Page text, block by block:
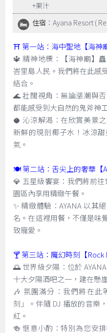
+果汁
住宿 ：Ayana Resort (
⛩️ 第一站：海中聖地【海神
🔱 精神地標：【海神廟】
峇里島人民。我們將在此感
結合。
🌊 壯闊視角：無論漲潮與
都能感受到大自然的鬼斧神
🥥 沁涼解渴：在欣賞美景
新鮮的現剖椰子水！冰涼
氣。
🍽️ 第二站：舌尖上的奢華【
💎 五星級饗宴：我們將前往
園區內享用精緻午餐。
✨ 精緻體驗：AYANA 以其
名。在這裡用餐，不僅是味
致寵愛。
🍸 第三站：魔幻時刻【Rock
🌅 世界級夕陽：位於
十大夕陽酒吧之一，建在懸
🎶 氛圍滿分：我們將在此
刻」。伴隨 DJ 播放的音樂
紅。
🍻 愜意小酌：特別為您安